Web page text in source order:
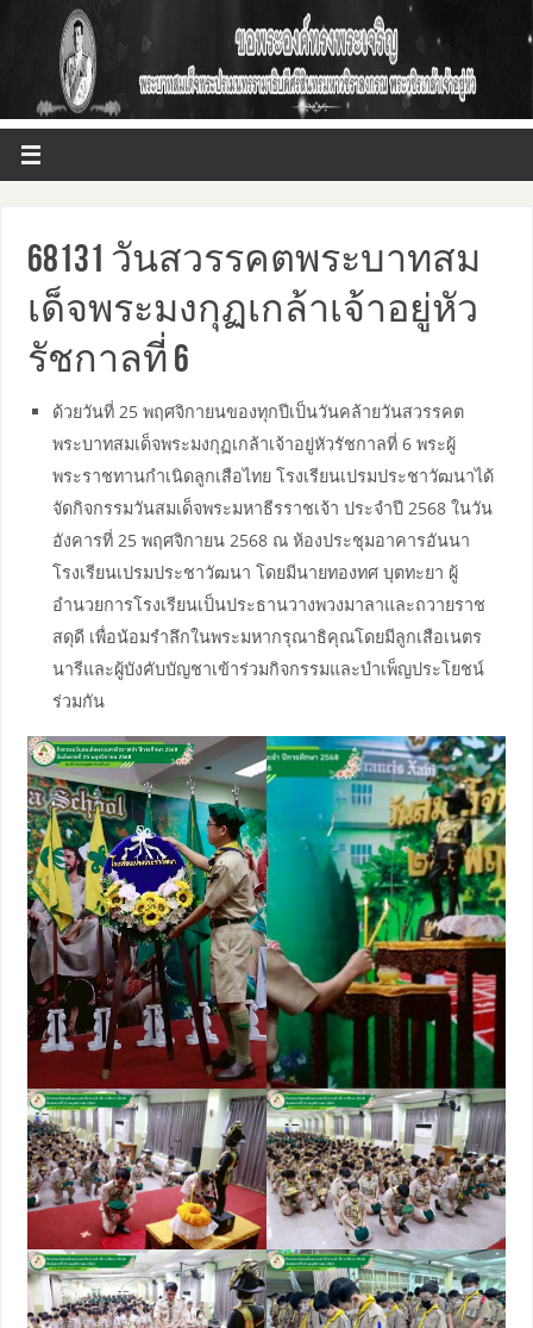
68131 วันสวรรคตพระบาทสม
เด็จพระมงกุฏเกล้าเจ้าอยู่หัว
รัชกาลที่ 6
ด้วยวันที่ 25 พฤศจิกายนของทุกปีเป็นวันคล้ายวันสวรรคต
พระบาทสมเด็จพระมงกุฏเกล้าเจ้าอยู่หัวรัชกาลที่ 6 พระผู้
พระราชทานกำเนิดลูกเสือไทย โรงเรียนเปรมประชาวัฒนาได้
จัดกิจกรรมวันสมเด็จพระมหาธีรราชเจ้า ประจำปี 2568 ในวัน
อังคารที่ 25 พฤศจิกายน 2568 ณ ห้องประชุมอาคารอันนา
โรงเรียนเปรมประชาวัฒนา โดยมีนายทองทศ บุตทะยา ผู้
อำนวยการโรงเรียนเป็นประธานวางพวงมาลาและถวายราช
สดุดี เพื่อน้อมรำลึกในพระมหากรุณาธิคุณโดยมีลูกเสือเนตร
นารีและผู้บังคับบัญชาเข้าร่วมกิจกรรมและบำเพ็ญประโยชน์
ร่วมกัน